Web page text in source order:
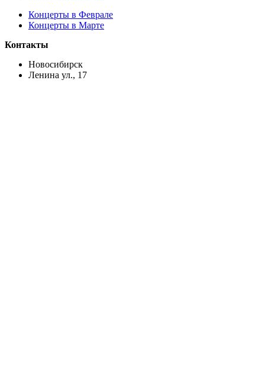
Концерты в Феврале
Концерты в Марте
Контакты
Новосибирск
Ленина ул., 17